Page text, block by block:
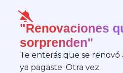
"Renovaciones
sorprenden"
Te enterás que se
ya pagaste. Otra vez.